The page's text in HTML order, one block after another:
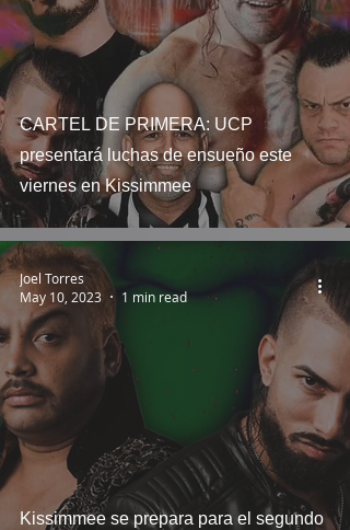
CARTEL DE PRIMERA: UCP
presentará luchas de ensueño este
viernes en Kissimmee
Kissimmee se prepara para el segundo
Joel Torres
May 10, 2023
1 min read